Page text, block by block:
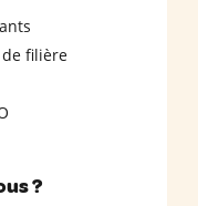
de filière
?